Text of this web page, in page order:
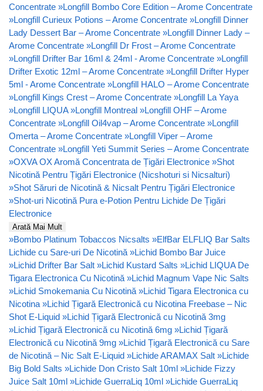
Concentrate »Longfill Bombo Core Edition – Arome Concentrate
»Longfill Curieux Potions – Arome Concentrate »Longfill Dinner
Lady Dessert Bar – Arome Concentrate »Longfill Dinner Lady –
Arome Concentrate »Longfill Dr Frost – Arome Concentrate
»Longfill Drifter Bar 16ml & 24ml - Arome Concentrate »Longfill
Drifter Exotic 12ml – Arome Concentrate »Longfill Drifter Hyper
5ml - Arome Concentrate »Longfill HALO – Arome Concentrate
»Longfill Kings Crest – Arome Concentrate »Longfill La Yaya
»Longfill LIQUA »Longfill Montreal »Longfill OHF – Arome
Concentrate »Longfill Oil4vap – Arome Concentrate »Longfill
Omerta – Arome Concentrate »Longfill Viper – Arome
Concentrate »Longfill Yeti Summit Series – Arome Concentrate
»OXVA OX Aromă Concentrata de Țigări Electronice »Shot
Nicotină Pentru Țigări Electronice (Nicshoturi si Nicsalturi)
»Shot Săruri de Nicotină & Nicsalt Pentru Țigări Electronice
»Shot-uri Nicotină Pura e-Potion Pentru Lichide De Țigări
Electronice
Arată Mai Mult
»Bombo Platinum Tobaccos Nicsalts »ElfBar ELFLIQ Bar Salts
Lichide cu Sare-uri De Nicotină »Lichid Bombo Bar Juice
»Lichid Drifter Bar Salt »Lichid Kustard Salts »Lichid LIQUA De
Tigara Electronica Cu Nicotină »Lichid Magnum Vape Nic Salts
»Lichid Smokemania Cu Nicotină »Lichid Tigara Electronica cu
Nicotina »Lichid Țigară Electronică cu Nicotina Freebase – Nic
Shot E-Liquid »Lichid Țigară Electronică cu Nicotină 3mg
»Lichid Țigară Electronică cu Nicotină 6mg »Lichid Țigară
Electronică cu Nicotină 9mg »Lichid Țigară Electronică cu Sare
de Nicotină – Nic Salt E-Liquid »Lichide ARAMAX Salt »Lichide
Big Bold Salts »Lichide Don Cristo Salt 10ml »Lichide Fizzy
Juice Salt 10ml »Lichide GuerraLiq 10ml »Lichide GuerraLiq